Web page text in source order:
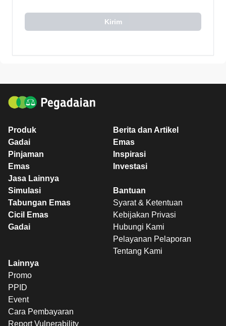
Kirim
Produk
Gadai
Pinjaman
Emas
Jasa Lainnya
Berita dan Artikel
Emas
Inspirasi
Investasi
Simulasi
Tabungan Emas
Cicil Emas
Gadai
Bantuan
Syarat & Ketentuan
Kebijakan Privasi
Hubungi Kami
Pelayanan Pelaporan
Tentang Kami
Lainnya
Promo
PPID
Event
Cara Pembayaran
Report Vulnerability